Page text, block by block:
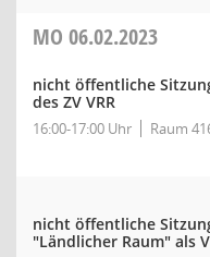
MO 06.02.2023
nicht öffentliche
des ZV VRR
16:00-17:00 Uhr Raum
nicht öffentliche
"Ländlicher Raum" als